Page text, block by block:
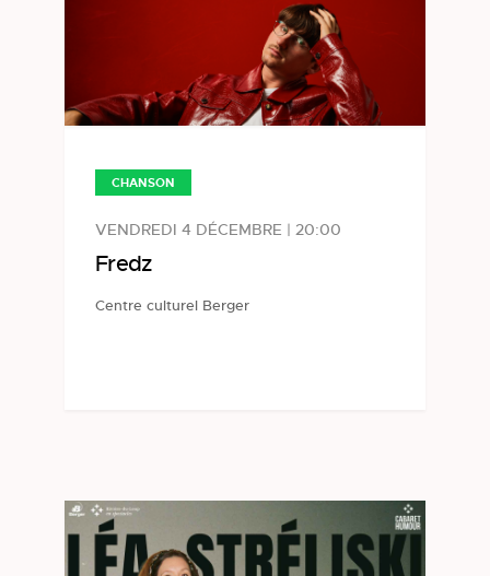
CHANSON
VENDREDI 4 DÉCEMBRE | 20:00
Fredz
Centre culturel Berger